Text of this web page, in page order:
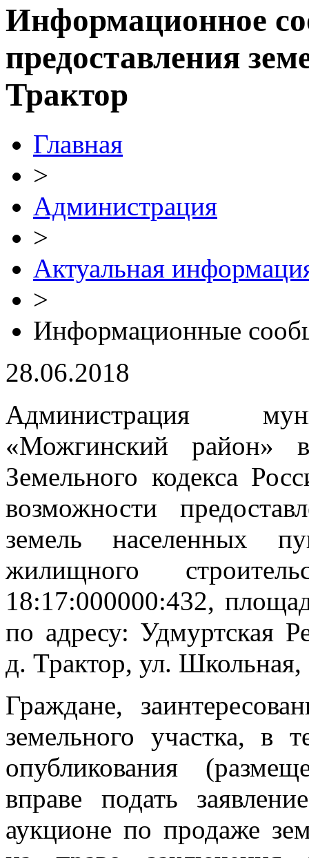
Информационное
предоставления
Трактор
Главная
>
Администрация
>
Актуальная
>
Информационные
28.06.2018
Администрация
«Можгинский район»
Земельного кодекса
возможности
земель населенных
жилищного
18:17:000000:432,
по адресу: Удмуртская
д. Трактор, ул. Школьная,
Граждане,
земельного участка, в
опубликования
вправе подать
аукционе по продаже